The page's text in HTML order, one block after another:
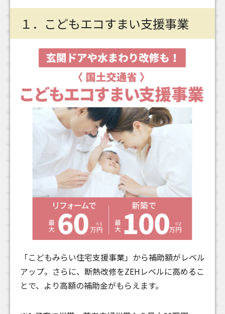
１．こどもエコすまい支援事業
「こどもみらい住宅支援事業」から補助額がレベル
アップ。さらに、断熱改修をZEHレベルに高めるこ
とで、より高額の補助金がもらえます。